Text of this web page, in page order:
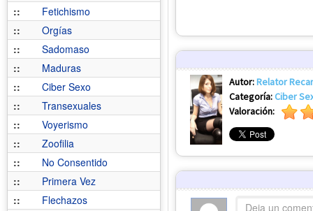
::
Fetichismo
::
Orgías
::
Sadomaso
::
Maduras
::
Ciber Sexo
::
Transexuales
::
Voyerismo
::
Zoofilia
::
No Consentido
::
Primera Vez
::
Flechazos
Autor:Relator
Categoría:Ciber
Valoración: